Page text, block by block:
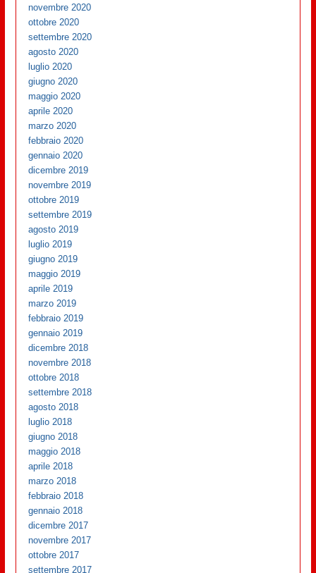
novembre 2020
ottobre 2020
settembre 2020
agosto 2020
luglio 2020
giugno 2020
maggio 2020
aprile 2020
marzo 2020
febbraio 2020
gennaio 2020
dicembre 2019
novembre 2019
ottobre 2019
settembre 2019
agosto 2019
luglio 2019
giugno 2019
maggio 2019
aprile 2019
marzo 2019
febbraio 2019
gennaio 2019
dicembre 2018
novembre 2018
ottobre 2018
settembre 2018
agosto 2018
luglio 2018
giugno 2018
maggio 2018
aprile 2018
marzo 2018
febbraio 2018
gennaio 2018
dicembre 2017
novembre 2017
ottobre 2017
settembre 2017